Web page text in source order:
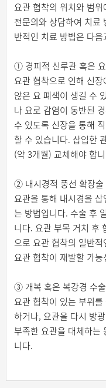
요관 협착의 위치와 범
전문의와 상담하여 치료
반적인 치료 방법은 다
① 경피적 신루관 혹은
요관 협착으로 인해 신
않은 요 폐색이 생길 수
나 요로 감염이 동반된
수 있도록 신장을 통해
할 수 있습니다. 삽입한
(약 3개월) 교체해야 합
② 내시경적 풍선 확장술
요관을 통해 내시경을
는 방법입니다. 수술 후
니다. 요관 부목 거치 후
으로 요관 협착의 일반
요관 협착이 재발할 가
③ 개복 혹은 복강경 수술
요관 협착이 있는 부위
하거나, 요관을 다시 방
부족한 요관을 대체하는
니다.